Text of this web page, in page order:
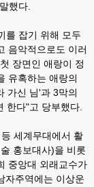
했다
를 잡기 위해 모두
음악적으로도 이러
장면인 애랑이 정
유혹하는 애랑의
가신 님'과 3막의
한다"고 당부했다
세계무대에서 활
홍보대사)을 비롯
중앙대 외래교수가
자주역에는 이상운